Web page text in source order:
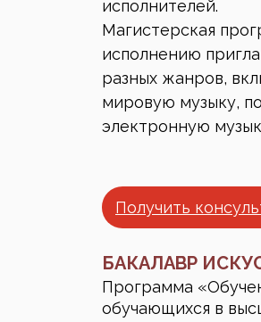
исполнителей.
Магистерская
исполнению
разных жанров,
мировую музыку,
электронную
Получить
БАКАЛАВР
Программа
обучающихся в